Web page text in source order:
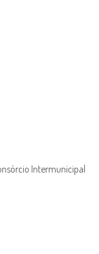
Intermunicipal